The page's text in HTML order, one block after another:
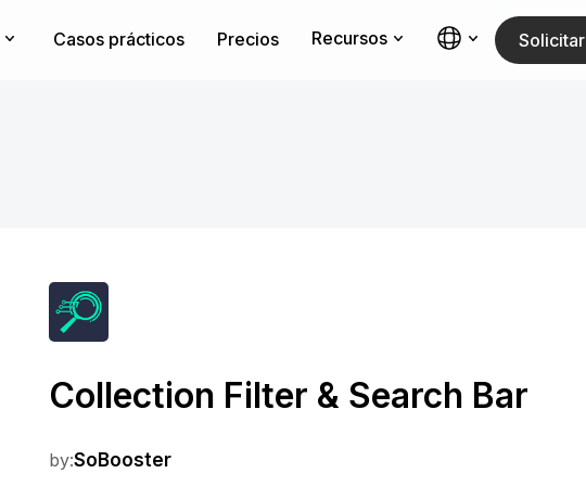
Casos prácticos Precios Recursos
Collection Filter & Search Bar
by:SoBooster